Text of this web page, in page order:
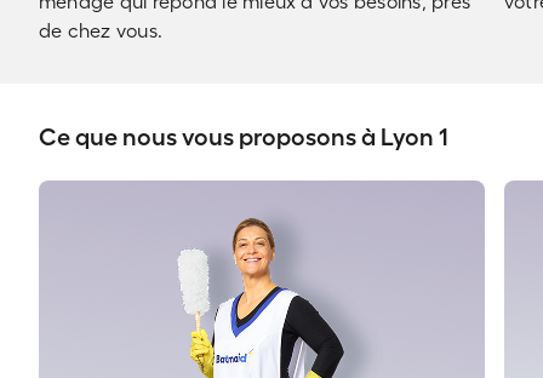
de chez vous.
Ce que nous vous proposons à Lyon 1